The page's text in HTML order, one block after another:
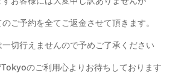
ご予約を全てご返金させて頂きます。
切行えませんので予めご了承ください
のご利用心よりお待ちしております